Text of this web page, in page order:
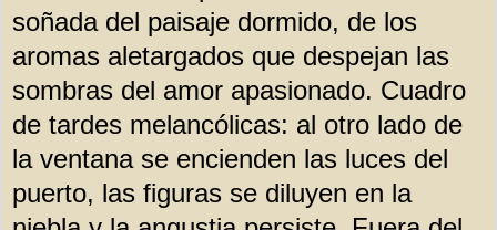
soñada del paisaje dormido, de los
aromas aletargados que despejan las
sombras del amor apasionado. Cuadro
de tardes melancólicas: al otro lado de
la ventana se encienden las luces del
puerto, las figuras se diluyen en la